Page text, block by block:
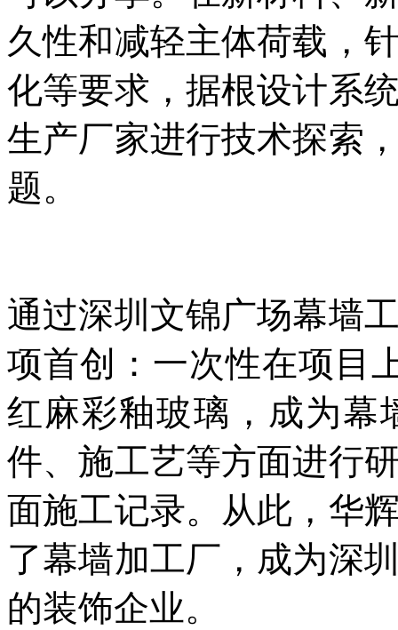
久性和减轻主体荷载，
化等要求，据根设计系
生产厂家进行技术探索
题。
通过深圳文锦广场幕墙
项首创：一次性在项目
红麻彩釉玻璃，成为幕
件、施工艺等方面进行
面施工记录。从此，华
了幕墙加工厂，成为深
的装饰企业。